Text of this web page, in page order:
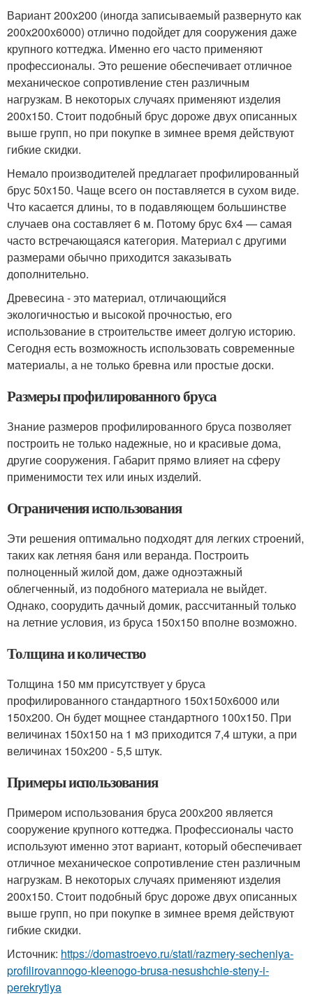
Вариант 200х200 (иногда записываемый развернуто как
200х200х6000) отлично подойдет для сооружения даже
крупного коттеджа. Именно его часто применяют
профессионалы. Это решение обеспечивает отличное
механическое сопротивление стен различным
нагрузкам. В некоторых случаях применяют изделия
200х150. Стоит подобный брус дороже двух описанных
выше групп, но при покупке в зимнее время действуют
гибкие скидки.
Немало производителей предлагает профилированный
брус 50х150. Чаще всего он поставляется в сухом виде.
Что касается длины, то в подавляющем большинстве
случаев она составляет 6 м. Потому брус 6х4 — самая
часто встречающаяся категория. Материал с другими
размерами обычно приходится заказывать
дополнительно.
Древесина - это материал, отличающийся
экологичностью и высокой прочностью, его
использование в строительстве имеет долгую историю.
Сегодня есть возможность использовать современные
материалы, а не только бревна или простые доски.
Размеры профилированного бруса
Знание размеров профилированного бруса позволяет
построить не только надежные, но и красивые дома,
другие сооружения. Габарит прямо влияет на сферу
применимости тех или иных изделий.
Ограничения использования
Эти решения оптимально подходят для легких строений,
таких как летняя баня или веранда. Построить
полноценный жилой дом, даже одноэтажный
облегченный, из подобного материала не выйдет.
Однако, соорудить дачный домик, рассчитанный только
на летние условия, из бруса 150х150 вполне возможно.
Толщина и количество
Толщина 150 мм присутствует у бруса
профилированного стандартного 150х150х6000 или
150х200. Он будет мощнее стандартного 100х150. При
величинах 150х150 на 1 м3 приходится 7,4 штуки, а при
величинах 150х200 - 5,5 штук.
Примеры использования
Примером использования бруса 200х200 является
сооружение крупного коттеджа. Профессионалы часто
используют именно этот вариант, который обеспечивает
отличное механическое сопротивление стен различным
нагрузкам. В некоторых случаях применяют изделия
200х150. Стоит подобный брус дороже двух описанных
выше групп, но при покупке в зимнее время действуют
гибкие скидки.
Источник: https://domastroevo.ru/stati/razmery-secheniya-
profilirovannogo-kleenogo-brusa-nesushchie-steny-i-
perekrytiya